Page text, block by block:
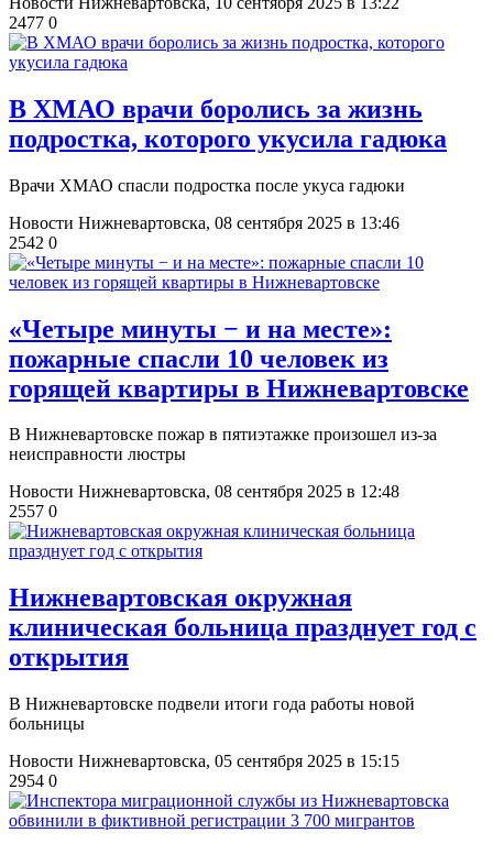
2477 0
​В ХМАО врачи боролись за жизнь
подростка, которого укусила гадюка
Врачи ХМАО спасли подростка после укуса гадюки
Новости Нижневартовска, 08 сентября 2025 в 13:46
2542 0
​«Четыре минуты − и на месте»:
пожарные спасли 10 человек из
горящей квартиры в Нижневартовске
В Нижневартовске пожар в пятиэтажке произошел из-за
неисправности люстры
Новости Нижневартовска, 08 сентября 2025 в 12:48
2557 0
Нижневартовская окружная
клиническая больница празднует год с
открытия
В Нижневартовске подвели итоги года работы новой
больницы
Новости Нижневартовска, 05 сентября 2025 в 15:15
2954 0